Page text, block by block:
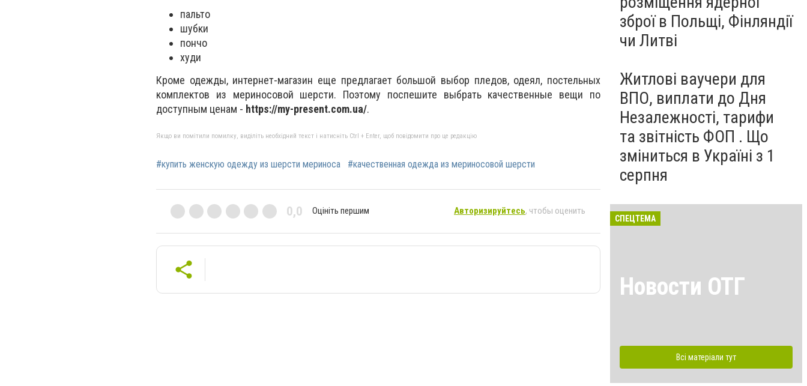
пальто
шубки
пончо
худи
Кроме одежды, интернет-магазин еще предлагает большой выбор пледов, одеял, постельных
комплектов из мериносовой шерсти. Поэтому поспешите выбрать качественные вещи по
доступным ценам - https://my-present.com.ua/.
Якщо ви помітили помилку, виділіть необхідний текст і натисніть Ctrl + Enter, щоб повідомити про це редакцію
#купить женскую одежду из шерсти мериноса #качественная одежда из мериносовой шерсти
0,0 Оцініть першим Авторизируйтесь, чтобы оценить
зброї в Польщі, Фінляндії
чи Литві
Житлові ваучери для
ВПО, виплати до Дня
Незалежності, тарифи
та звітність ФОП . Що
зміниться в Україні з 1
серпня
СПЕЦТЕМА
Новости ОТГ
Всі матеріали тут